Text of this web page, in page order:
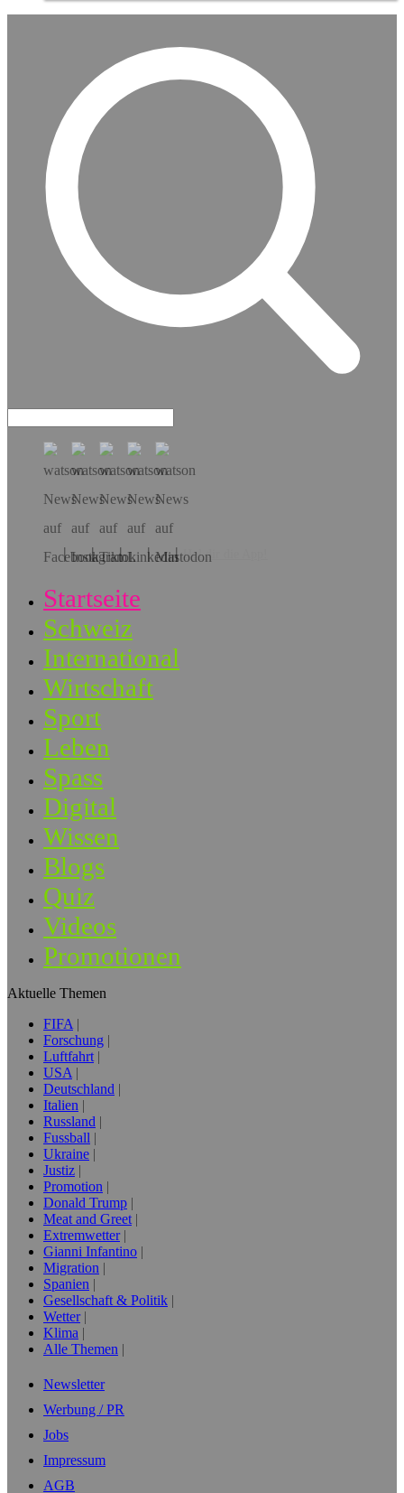
Hol dir die App!
Startseite
Schweiz
International
Wirtschaft
Sport
Leben
Spass
Digital
Wissen
Blogs
Quiz
Videos
Promotionen
Aktuelle Themen
FIFA
Forschung
Luftfahrt
USA
Deutschland
Italien
Russland
Fussball
Ukraine
Justiz
Promotion
Donald Trump
Meat and Greet
Extremwetter
Gianni Infantino
Migration
Spanien
Gesellschaft & Politik
Wetter
Klima
Alle Themen
Newsletter
Werbung / PR
Jobs
Impressum
AGB